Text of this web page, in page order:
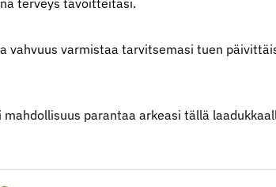
vahvuus varmistaa tarvitsemasi tuen
parantaa arkeasi tällä